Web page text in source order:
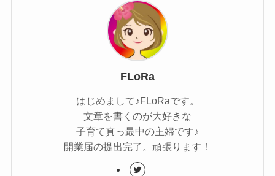
FLoRa
はじめまして♪FLoRaです。
文章を書くのが大好きな
子育て真っ最中の主婦です♪
開業届の提出完了。頑張ります！